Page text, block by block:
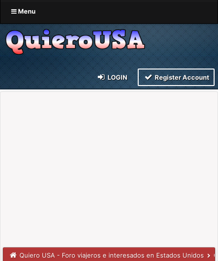
Menu
LOGIN Register Account
Quiero USA - Foro viajeros e interesados en Estados Unidos